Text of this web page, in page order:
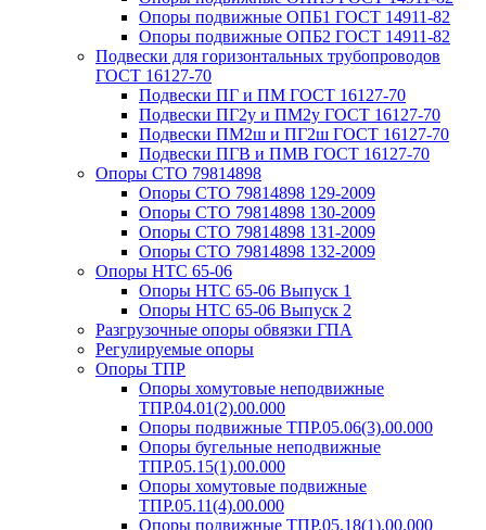
Опоры подвижные ОПБ1 ГОСТ 14911-82
Опоры подвижные ОПБ2 ГОСТ 14911-82
Подвески для горизонтальных трубопроводов
ГОСТ 16127-70
Подвески ПГ и ПМ ГОСТ 16127-70
Подвески ПГ2у и ПМ2у ГОСТ 16127-70
Подвески ПМ2ш и ПГ2ш ГОСТ 16127-70
Подвески ПГВ и ПМВ ГОСТ 16127-70
Опоры СТО 79814898
Опоры СТО 79814898 129-2009
Опоры СТО 79814898 130-2009
Опоры СТО 79814898 131-2009
Опоры СТО 79814898 132-2009
Опоры НТС 65-06
Опоры НТС 65-06 Выпуск 1
Опоры НТС 65-06 Выпуск 2
Разгрузочные опоры обвязки ГПА
Регулируемые опоры
Опоры ТПР
Опоры хомутовые неподвижные
ТПР.04.01(2).00.000
Опоры подвижные ТПР.05.06(3).00.000
Опоры бугельные неподвижные
ТПР.05.15(1).00.000
Опоры хомутовые подвижные
ТПР.05.11(4).00.000
Опоры подвижные ТПР.05.18(1).00.000